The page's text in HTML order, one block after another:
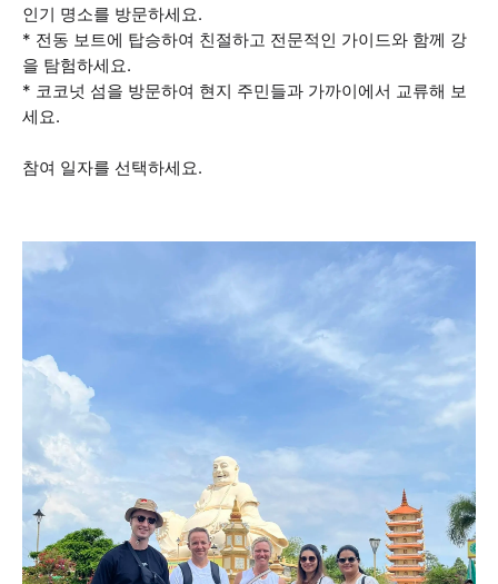
인기 명소를 방문하세요.
* 전동 보트에 탑승하여 친절하고 전문적인 가이드와 함께 강
을 탐험하세요.
* 코코넛 섬을 방문하여 현지 주민들과 가까이에서 교류해 보
세요.
참여 일자를 선택하세요.